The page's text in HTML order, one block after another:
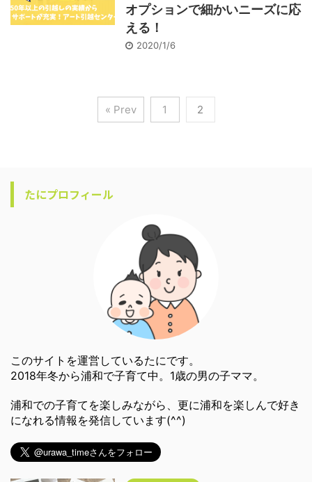
オプションで細かいニーズに応
える！
2020/1/6
« Prev 1 2
たにプロフィール
このサイトを運営しているたにです。
2018年冬から浦和で子育て中。1歳の男の子ママ。
浦和での子育てを楽しみながら、更に浦和を楽しんで好き
になれる情報を発信しています(^^)